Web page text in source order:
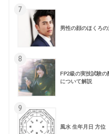
7
男性の顔のほくろ
8
FP2級の実技試験
について解説
9
風水 生年月日 方位